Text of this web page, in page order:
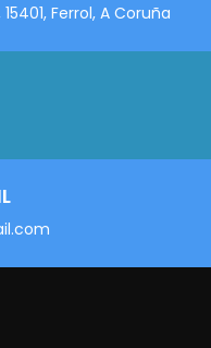
Ferrol, A Coruña